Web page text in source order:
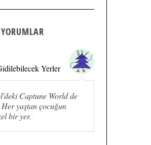
Yerler
Captune World de
yaştan çocuğun
bir yer.